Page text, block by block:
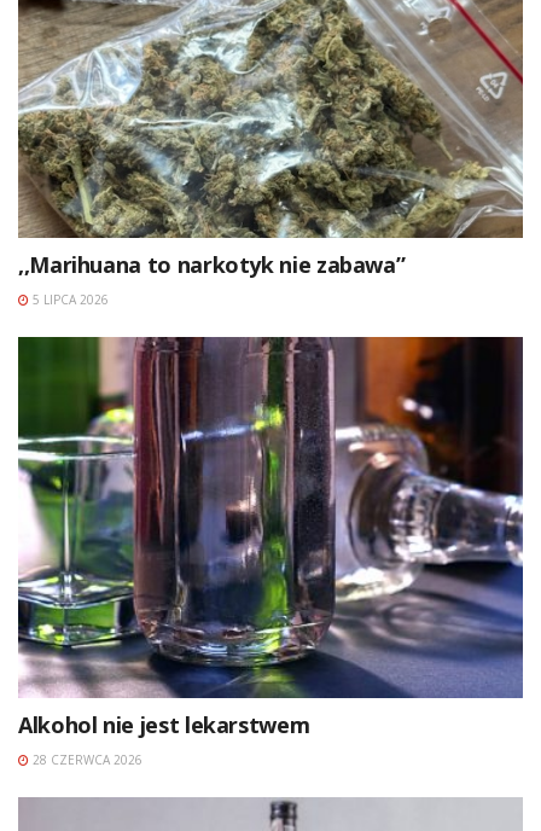
,,Marihuana to narkotyk nie zabawa”
5 LIPCA 2026
Alkohol nie jest lekarstwem
28 CZERWCA 2026